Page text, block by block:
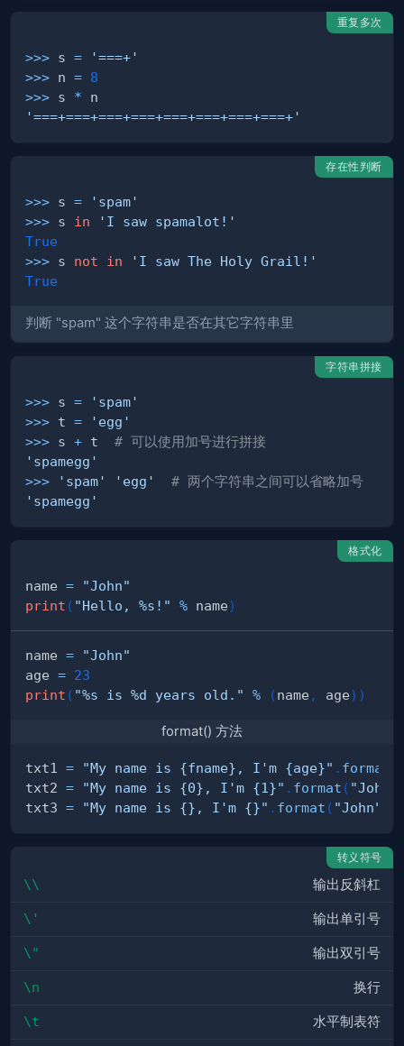
重复多次
>>> s =
'===+'
>>> n = 8
>>> s *
'===+===+===+===+===+===+===+===+'
存在性判断
>>> s =
'spam'
>>> s in
'I saw spamalot!'
True
>>> s not in
'I saw The Holy Grail!'
True
判断 "spam" 这个字符串是否在其它字符串里
字符串拼接
>>> s =
'spam'
>>> t =
'egg'
>>> s + t # 可以使用加号进行拼接
'spamegg'
>>> 'spam' 'egg'
# 两个字符串之间可以省略加号
'spamegg'
格式化
name =
"John"
print ( "Hello, %s!" % name)
name =
"John"
age = 23
print ( "%s is %d years old." % (name , age) )
format() 方法
txt1 = "My name is {fname}, I'm {age}" . format
txt2 = "My name is {0}, I'm {1}" . format ( "John"
txt3 = "My name is {}, I'm {}" . format ( "John"
转义符号
\\ 输出反斜杠
\' 输出单引号
\" 输出双引号
\n 换行
\t 水平制表符